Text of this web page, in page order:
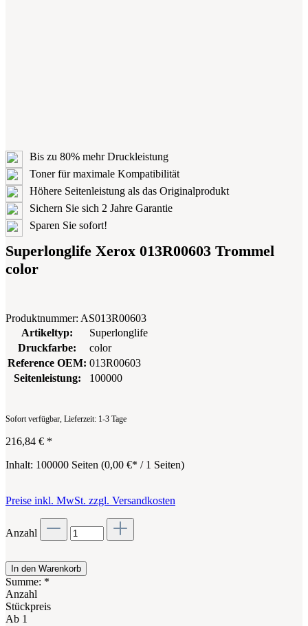
Bis zu 80% mehr Druckleistung
Toner für maximale Kompatibilität
Höhere Seitenleistung als das Originalprodukt
Sichern Sie sich 2 Jahre Garantie
Sparen Sie sofort!
Superlonglife Xerox 013R00603 Trommel
color
Produktnummer: AS013R00603
Artikeltyp:
Superlonglife
Druckfarbe:
color
Reference OEM: 013R00603
Seitenleistung:
100000
Sofort verfügbar, Lieferzeit: 1-3 Tage
216,84 € *
Inhalt: 100000 Seiten (0,00 €* / 1 Seiten)
Preise inkl. MwSt. zzgl. Versandkosten
Anzahl
In den Warenkorb
Summe: *
Anzahl
Stückpreis
Ab 1